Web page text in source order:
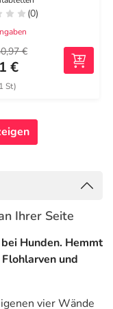
(0)
€
€
St)
Ihrer Seite
Hunden. Hemmt
und
vier Wände